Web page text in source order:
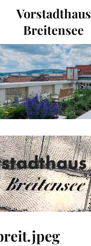
Vorstadthaus
Breitensee